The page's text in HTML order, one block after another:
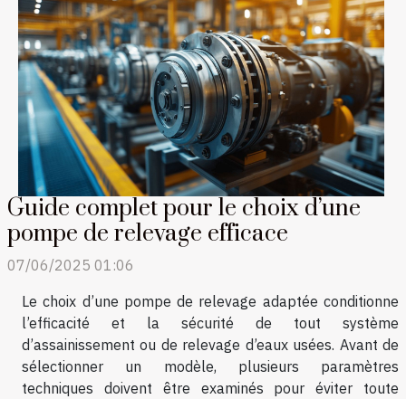
Guide complet pour le choix d’une
pompe de relevage efficace
07/06/2025 01:06
Le choix d’une pompe de relevage adaptée conditionne
l’efficacité et la sécurité de tout système
d’assainissement ou de relevage d’eaux usées. Avant de
sélectionner un modèle, plusieurs paramètres
techniques doivent être examinés pour éviter toute